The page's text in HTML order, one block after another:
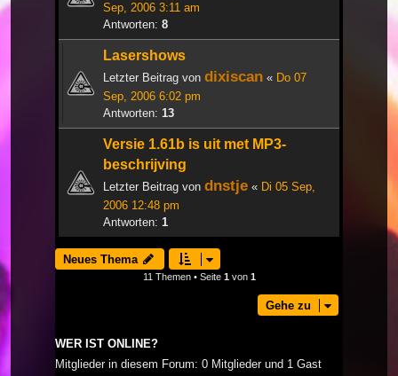
Sep, 2006 3:11 am
Antworten: 8
Lasershows
Letzter Beitrag von dixiscan « Do 07
Sep, 2006 6:02 pm
Antworten: 13
Versie 1.61b is uit met MP3-
beschrijving
Letzter Beitrag von dnstje « Di 05 Sep,
2006 12:48 pm
Antworten: 1
Neues Thema
11 Themen • Seite 1von 1
Gehe zu
WER IST ONLINE?
Mitglieder in diesem Forum: 0 Mitglieder und 1 Gast